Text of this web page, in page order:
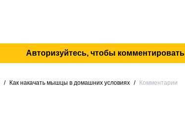
Авторизуйтесь, чтобы комментировать
/ Как накачать мышцы в домашних условиях / Комментарии